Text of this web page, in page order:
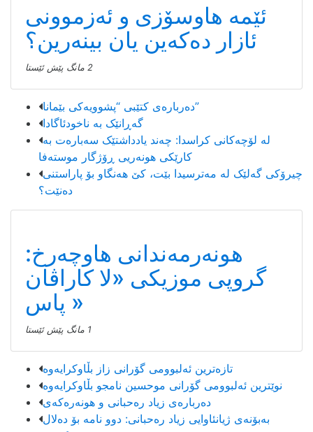
ئێمە هاوسۆزی و ئەزموونی
ئازار دەکەین یان بینەرین؟
2 مانگ پێش ئێستا
دەربارەی کتێبی “پشوویەکی بێمانا”
لە لۆچەکانی کراسدا: چەند یادداشتێک سەبارەت بە
چیرۆکی گەلێک لە مەترسیدا بێت، کێ هەنگاو بۆ پاراستنی
هونەرمەندانی هاوچەرخ:
گروپی موزیكی «لا كاراڤان
پاس»
1 مانگ پێش ئێستا
بەبۆنەی ژیانئاوایی زیاد رەحبانی: دوو نامە بۆ دەلال